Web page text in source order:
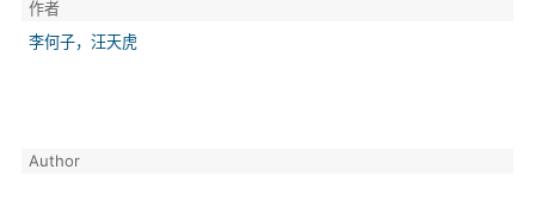
作者
李何子，汪天虎
Author